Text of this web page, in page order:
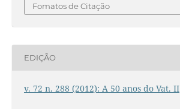
Fomatos de Citação
EDIÇÃO
v. 72 n. 288 (2012): A 50 anos do Vat. II